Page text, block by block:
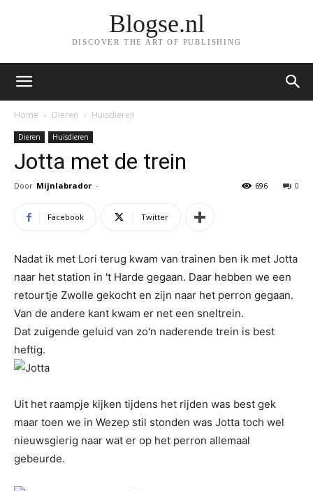
Blogse.nl
DISCOVER THE ART OF PUBLISHING
Home Dieren Huisdieren
Dieren Huisdieren
Jotta met de trein
Door Mijnlabrador - 0
696
Facebook Twitter
Nadat ik met Lori terug kwam van trainen ben ik met Jotta
naar het station in 't Harde gegaan. Daar hebben we een
retourtje Zwolle gekocht en zijn naar het perron gegaan.
Van de andere kant kwam er net een sneltrein.
Dat zuigende geluid van zo'n naderende trein is best
heftig.
Uit het raampje kijken tijdens het rijden was best gek
maar toen we in Wezep stil stonden was Jotta toch wel
nieuwsgierig naar wat er op het perron allemaal
gebeurde.